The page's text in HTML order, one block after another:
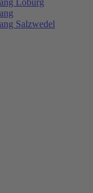
Salzwedel